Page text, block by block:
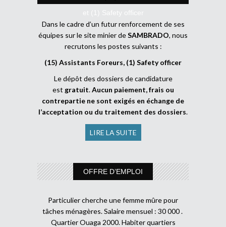
et (1) Safety officer
Dans le cadre d’un futur renforcement de ses
équipes sur le site minier deSAMBRADO, nous
recrutons les postes suivants :
(15) Assistants Foreurs, (1) Safety officer
Le dépôt des dossiers de candidature
est gratuit.Aucun paiement, frais ou
contrepartie ne sont exigés en échange de
l’acceptation ou du traitement des dossiers.
LIRE LA SUITE
OFFRE D’EMPLOI
Particulier cherche une femme mûre pour
tâches ménagères. Salaire mensuel : 30 000 .
Quartier Ouaga 2000. Habiter quartiers